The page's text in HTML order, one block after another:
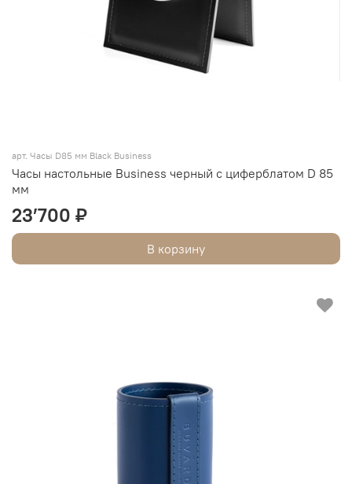
арт. Часы D85 мм Black Business
Часы настольные Business черный с циферблатом D 85
мм
23’700 ₽
В корзину